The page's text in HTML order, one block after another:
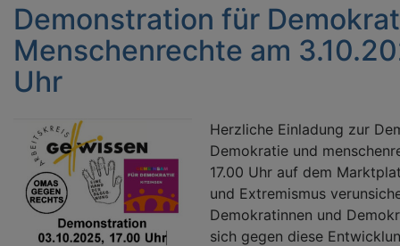
Demonstration für
Menschenrechte am
Uhr
Herzliche Einladung zur
Demokratie und
17.00 Uhr auf dem
und Extremismus
Demokratinnen und
sich gegen diese